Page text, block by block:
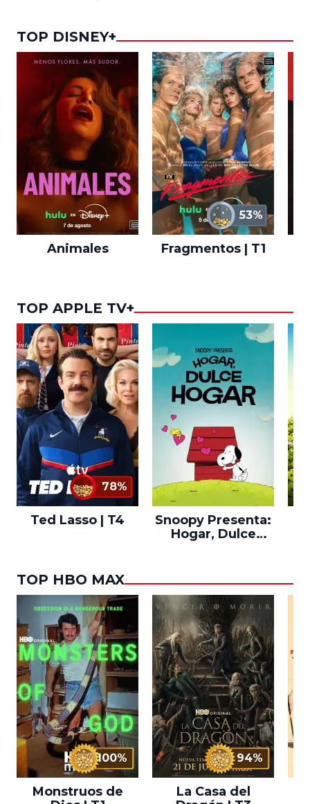
TOP DISNEY+
Animales
53%
Fragmentos | T1
TOP APPLE TV+
78%
Ted Lasso | T4
Snoopy Presenta:
Hogar, Dulce
TOP HBO MAX
100%
Monstruos de
94%
La Casa del